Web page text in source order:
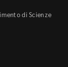
di Scienze